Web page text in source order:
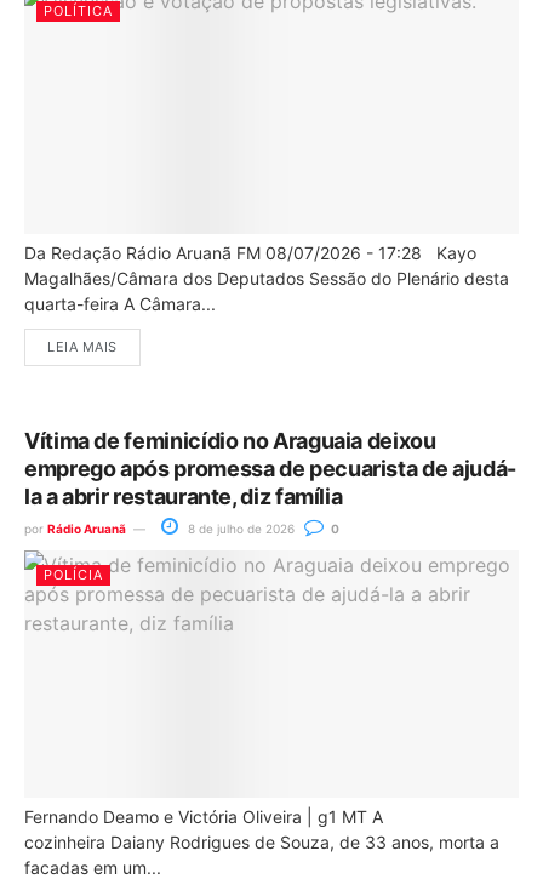
POLÍTICA
Da Redação Rádio Aruanã FM 08/07/2026 - 17:28 Kayo
Magalhães/Câmara dos Deputados Sessão do Plenário desta
quarta-feira A Câmara...
LEIA MAIS
Vítima de feminicídio no Araguaia deixou
emprego após promessa de pecuarista de ajudá-
la a abrir restaurante, diz família
por Rádio Aruanã 8 de julho de 2026 0
POLÍCIA
Fernando Deamo e Victória Oliveira | g1 MT A
cozinheira Daiany Rodrigues de Souza, de 33 anos, morta a
facadas em um...